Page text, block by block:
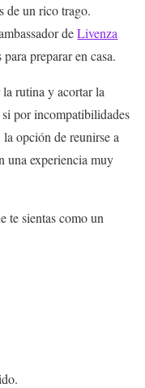
de un rico trago.
deLivenza
preparar en casa.
rutina y acortar la
por incompatibilidades
opción de reunirse a
una experiencia muy
te sientas como un